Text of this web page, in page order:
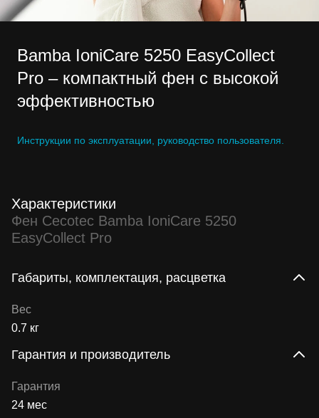
Bamba IoniCare 5250 EasyCollect
Pro – компактный фен с высокой
эффективностью
Инструкции по эксплуатации, руководство пользователя.
Характеристики
Фен Cecotec Bamba IoniCare 5250
EasyCollect Pro
Габариты, комплектация, расцветка
Вес
0.7 кг
Гарантия и производитель
Гарантия
24 мес